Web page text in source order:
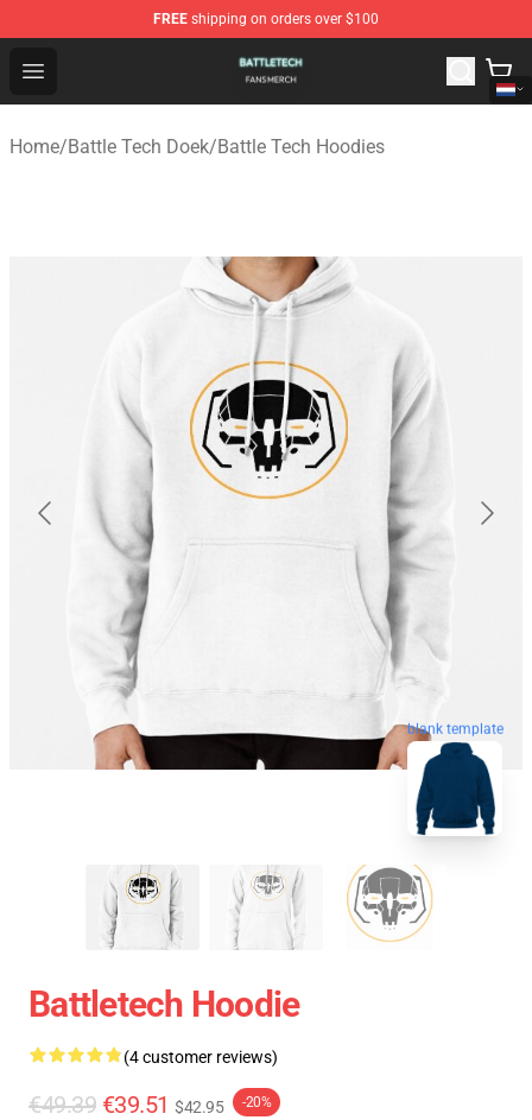
FREE shipping on orders over $100
Open menu
Battle Tech Shop - Official Battle Tech Merchandise Store
Home/Battle Tech Doek/Battle Tech Hoodies
blank template
Battletech Hoodie
(4 customer reviews)
€49.39 €39.51 $42.95 -20%